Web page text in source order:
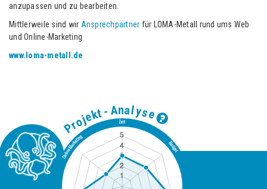
anzupassen und zu bearbeiten.
Mittlerweile sind wir Ansprechpartner für LOMA-Metall rund ums Web
und Online-Marketing
www.loma-metall.de
P
rojekt- Analyse